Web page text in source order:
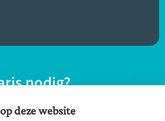
nodig?
een notaris bij jou in de
deze website